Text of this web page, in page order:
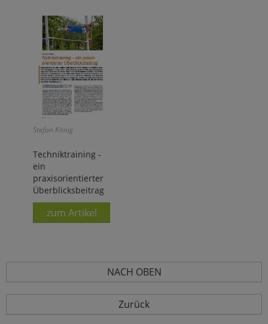
Stefan König
Techniktraining -
ein
praxisorientierter
Überblicksbeitrag
zum Artikel
NACH OBEN
Zurück